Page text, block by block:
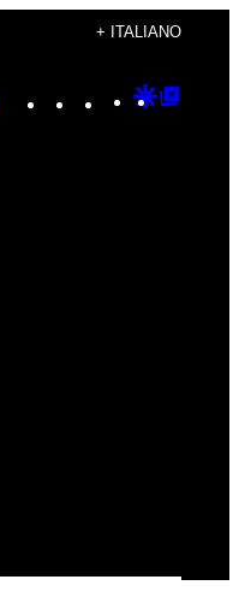
+ ITALIANO
Instagram
TikTok
YouTube
Google